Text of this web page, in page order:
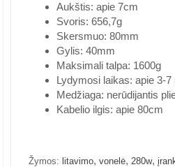
Aukštis: apie 7cm
Svoris: 656,7g
Skersmuo: 80mm
Gylis: 40mm
Maksimali talpa: 1600g
Lydymosi laikas: apie 3-7
Medžiaga: nerūdijantis
Kabelio ilgis: apie 80cm
Žymos: litavimo, vonelė, 280w,